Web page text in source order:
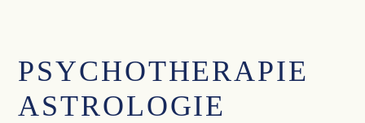
PSYCHOTHERAPIE
ASTROLOGIE